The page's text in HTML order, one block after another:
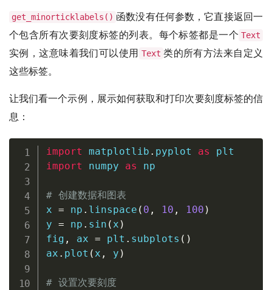
get_minorticklabels() 函数没有任何参数，它直接返回一
个包含所有次要刻度标签的列表。每个标签都是一个 Text
实例，这意味着我们可以使用 Text 类的所有方法来自定义
这些标签。
让我们看一个示例，展示如何获取和打印次要刻度标签的信
息：
import matplotlib . pyplot as
import numpy as np
# 创建数据和图表
x = np . linspace ( 0 , 10 , 100 )
y = np . sin ( x )
fig , ax = plt . subplots ( )
ax . plot ( x , y )
# 设置次要刻度